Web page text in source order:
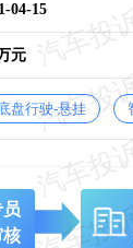
04-15
元
盘行驶-悬挂